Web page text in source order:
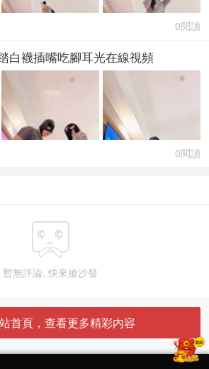
0閱讀
白襪插嘴吃腳耳光在線視頻
0閱讀

暫無評論, 快來搶沙發
首頁，查看更多精彩内容